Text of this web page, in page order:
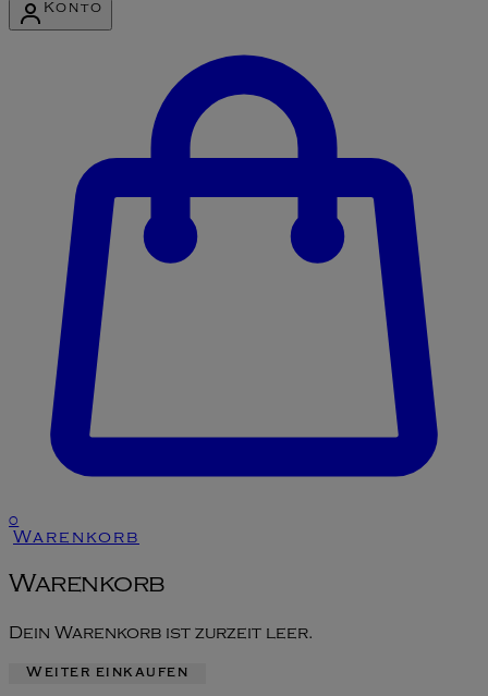
Konto
0
Warenkorb
Warenkorb
Dein Warenkorb ist zurzeit leer.
Weiter einkaufen